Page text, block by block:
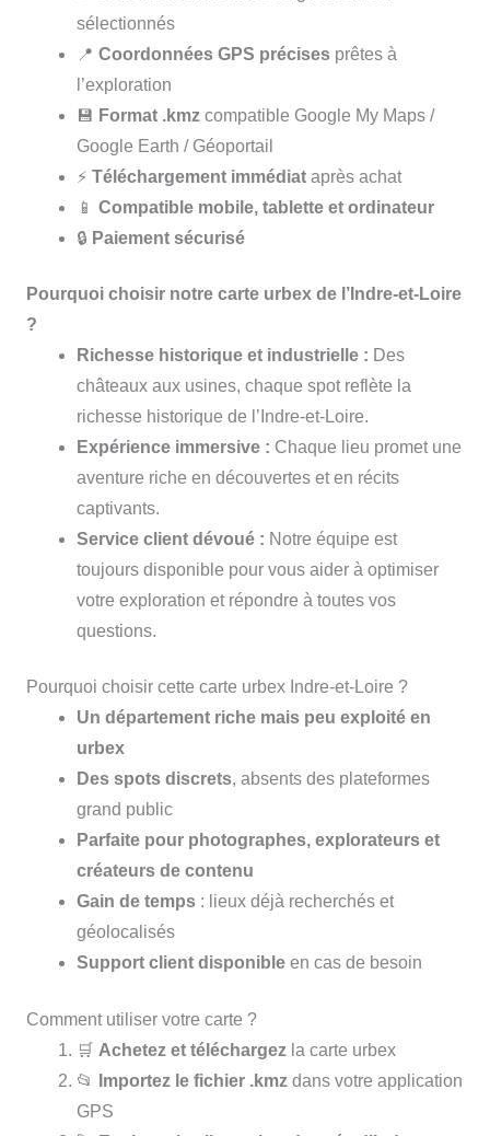
sélectionnés
📍Coordonnées GPS précises prêtes à
l’exploration
💾 Format .kmz compatible Google My Maps /
Google Earth / Géoportail
⚡Téléchargement immédiat après achat
📱Compatible mobile, tablette et ordinateur
🔒 Paiement sécurisé
Pourquoi choisir notre carte urbex de l’Indre-et-Loire
?
Richesse historique et industrielle : Des
châteaux aux usines, chaque spot reflète la
richesse historique de l’Indre-et-Loire.
Expérience immersive : Chaque lieu promet une
aventure riche en découvertes et en récits
captivants.
Service client dévoué : Notre équipe est
toujours disponible pour vous aider à optimiser
votre exploration et répondre à toutes vos
questions.
Pourquoi choisir cette carte urbex Indre-et-Loire ?
Un département riche mais peu exploité en
urbex
Des spots discrets, absents des plateformes
grand public
Parfaite pour photographes, explorateurs et
créateurs de contenu
Gain de temps : lieux déjà recherchés et
géolocalisés
Support client disponible en cas de besoin
Comment utiliser votre carte ?
🛒 Achetez et téléchargez la carte urbex
📂
Importez le fichier .kmz dans votre application
GPS